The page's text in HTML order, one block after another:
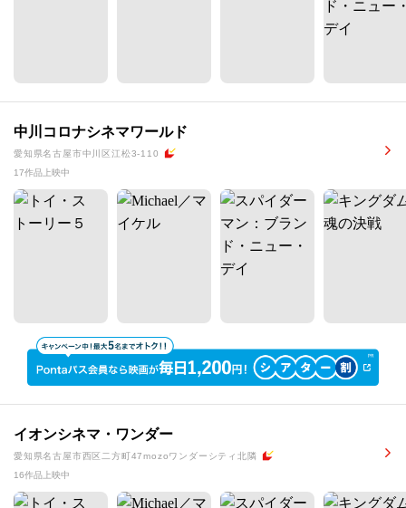
中川コロナシネマワールド
愛知県名古屋市中川区江松3-110
17作品上映中
イオンシネマ・ワンダー
愛知県名古屋市西区二方町47mozoワンダーシティ北隣
16作品上映中